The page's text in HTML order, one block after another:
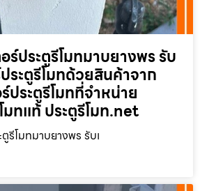
ร์ประตูรีโมทมาบยางพร รับ
ระตูรีโมทด้วยสินค้าจาก
ประตูรีโมทที่จำหน่าย
มทแท้ ประตูรีโมท.net
รีโมทมาบยางพร รับเ